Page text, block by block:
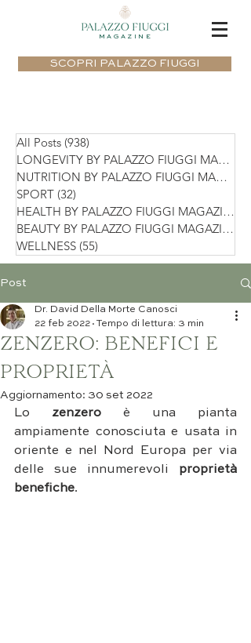
MAGAZINE
SCOPRI PALAZZO FIUGGI
All Posts (938)
LONGEVITY BY PALAZZO FIUGGI MAGAZIN
NUTRITION BY PALAZZO FIUGGI MAGAZIN
SPORT (32)
HEALTH BY PALAZZO FIUGGI MAGAZINE
BEAUTY BY PALAZZO FIUGGI MAGAZINE
WELLNESS (55)
Post
ZENZERO: BENEFICI E
PROPRIETÀ
Dr. David Della Morte Canosci
22 feb 2022
Tempo di lettura: 3 min
Aggiornamento: 30 set 2022
Lo zenzero è una pianta
ampiamente conosciuta e usata in
oriente e nel Nord Europa per via
delle sue innumerevoli
proprietà
benefiche.